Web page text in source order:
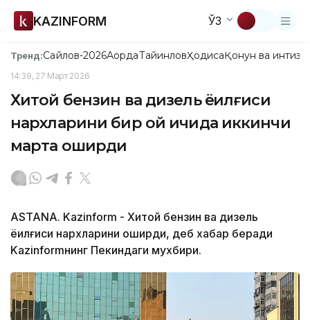
KAZINFORM ЎЗ
Тренд:Сайлов-2026АқордаТайинловҲодисаҚонун ва
14:39, 27 Март 2026
Хитой бензин ва дизель ёқилғиси
нархларини бир ой ичида иккинчи
марта оширди
ASTANA. Kazinform - Хитой бензин ва дизель
ёқилғиси нархларини оширди, деб хабар беради
Kazinformнинг Пекиндаги мухбири.